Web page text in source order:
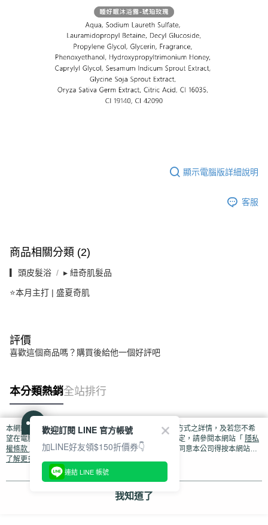
顯示電腦版詳細說明
客服
商品相關分類 (2)
▎頭皮髮浴 ▸ 紐奇肌髮品
⭐本月主打 | 盛夏奇肌
評價
喜歡這個商品嗎？購買後給他一個好評吧
本分類熱銷全站排行
熱門標籤
本網站中使用 cookie，欲查詢有關本網站使用 cookie 方式之詳情，及若您不希
望在電腦上使用 cookie 時應如何變更電腦的 cookie 設定，請參閱本網站「 隱私
權條款
」之 Cookie 聲明。您繼續使用本網站即表示您同意本公司得按本網站使
用條款之 Cookie 聲明使用 cookie。
了解更多 >
我知道了
歡迎訂閱 LINE 官方帳號
加LINE好友領$150折價券👇
連結 LINE 帳號